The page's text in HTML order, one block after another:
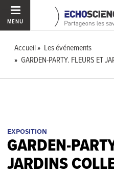
MENU
Accueil
Les événements
GARDEN-PARTY. FLEURS ET
EXPOSITION
GARDEN-
JARDINS